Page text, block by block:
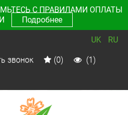
С ПРАВИЛАМИ ОПЛАТЫ
Подробнее
UK RU
звонок (0) (1)